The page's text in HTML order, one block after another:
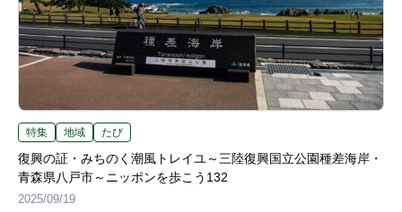
特集 地域 たび
復興の証・みちのく潮風トレイユ～三陸復興国立公園種差海岸・
青森県八戸市～ニッポンを歩こう132
2025/09/19